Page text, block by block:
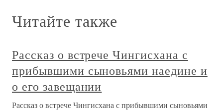
Читайте также
Рассказ о встрече Чингисхана с
прибывшими сыновьями наедине и
о его завещании
Рассказ о встрече Чингисхана с прибывшими сыновьями